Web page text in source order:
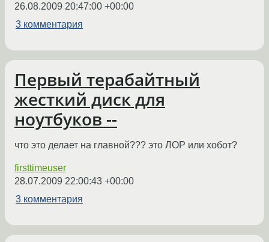
26.08.2009 20:47:00 +00:00
3 комментария
Первый терабайтный
жесткий диск для
ноутбуков --
что это делает на главной??? это ЛОР или хобот?
firsttimeuser
28.07.2009 22:00:43 +00:00
3 комментария